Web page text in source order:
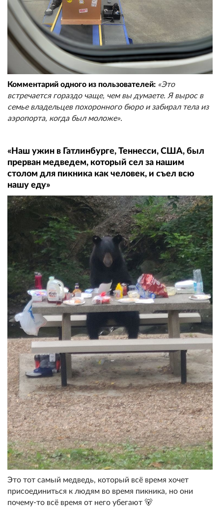
Комментарий одного из пользователей: «Это
встречается гораздо чаще, чем вы думаете. Я вырос в
семье владельцев похоронного бюро и забирал тела из
аэропорта, когда был моложе».
«Наш ужин в Гатлинбурге, Теннесси, США, был
прерван медведем, который сел за нашим
столом для пикника как человек, и съел всю
нашу еду»
Это тот самый медведь, который всё время хочет
присоединиться к людям во время пикника, но они
почему-то всё время от него убегают 🐻